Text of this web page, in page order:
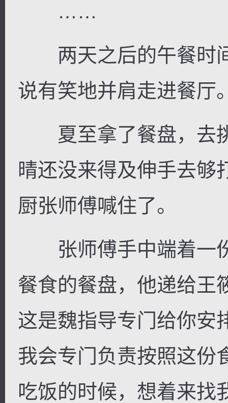
……
两天之后的午餐时
说有笑地并肩走进餐厅
夏至拿了餐盘，去
晴还没来得及伸手去够
厨张师傅喊住了。
张师傅手中端着一
餐食的餐盘，他递给王
这是魏指导专门给你安
我会专门负责按照这份
吃饭的时候，想着来找